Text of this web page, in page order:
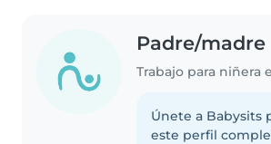
Padre/madre
Únete a Babysits
este perfil